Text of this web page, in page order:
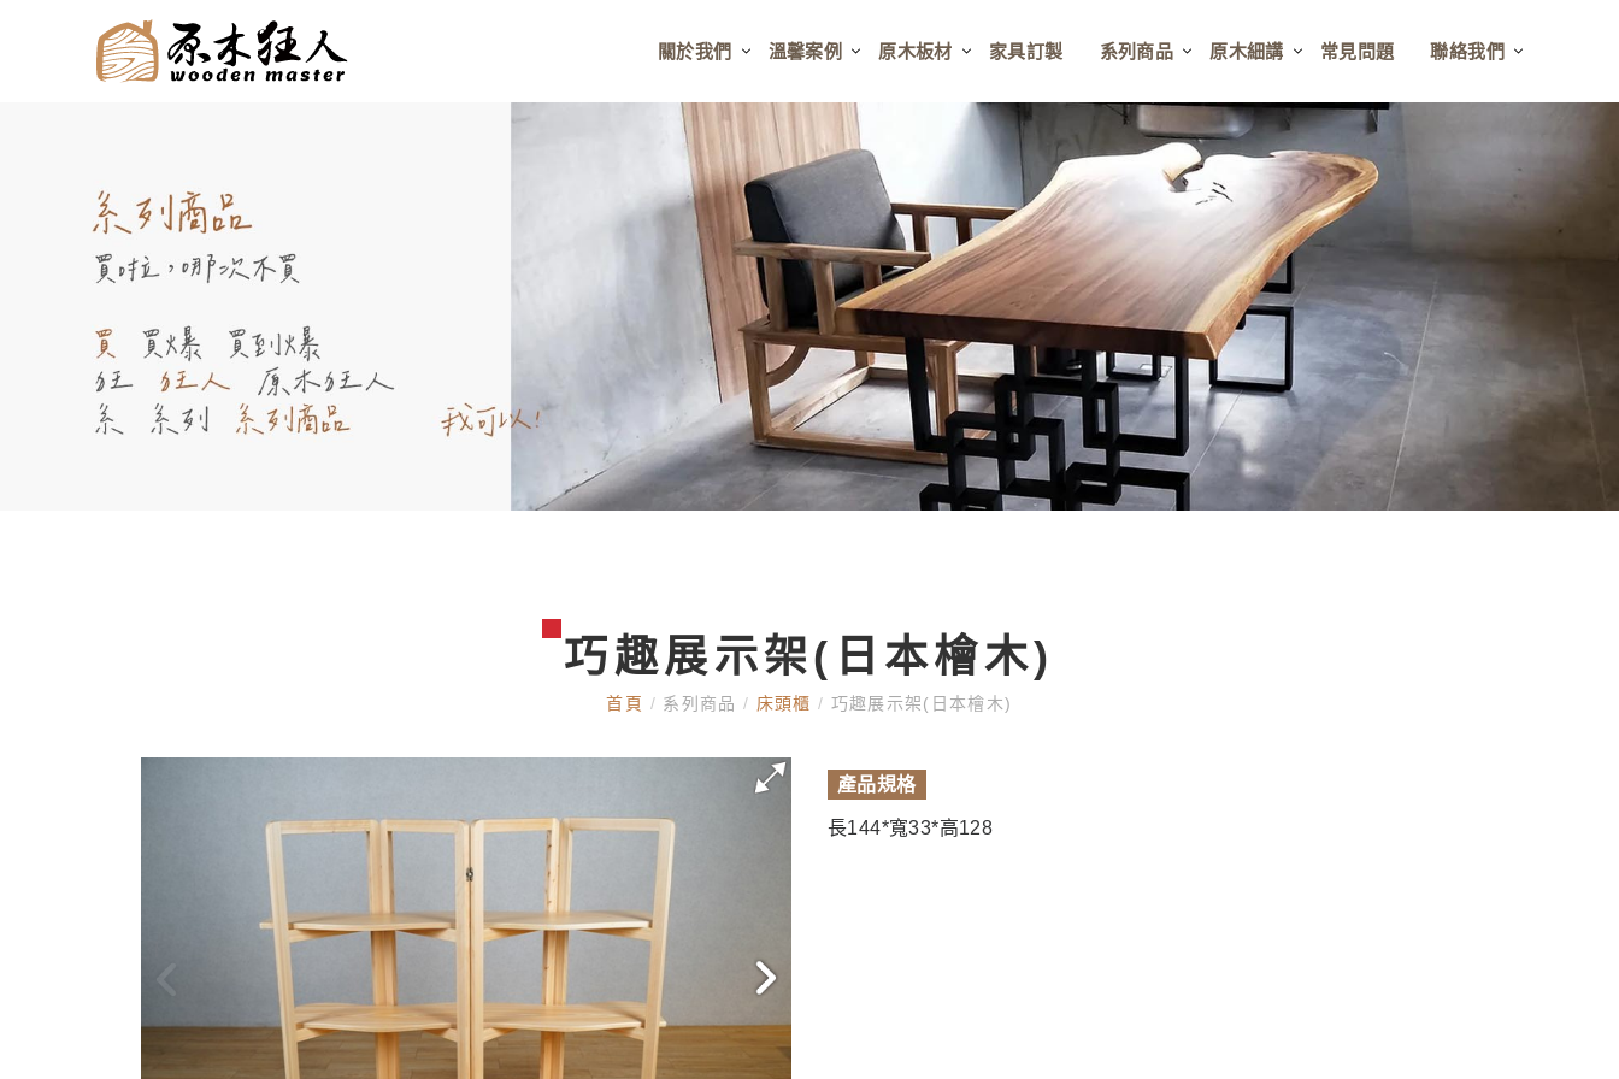
關於我們 溫馨案例 原木板材 家具訂製 系列商品 原木細講 常見問題 聯絡我們
巧趣展示架(日本檜木)
首頁 / 系列商品 / 床頭櫃/ 巧趣展示架(日本檜木)
產品規格
長144*寬33*高128